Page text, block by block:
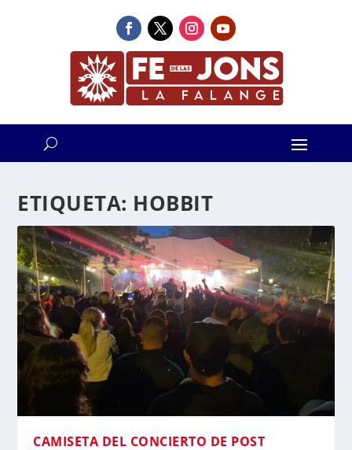
ETIQUETA: HOBBIT
CAMISETA DEL CONCIERTO DE POST